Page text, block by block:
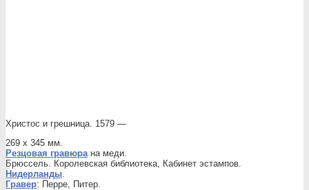
Христос и грешница. 1579 —
269 х 345 мм.
Резцовая гравюрана меди.
Брюссель. Королевская библиотека, Кабинет эстампов.
Нидерланды.
Гравер: Перре, Питер.